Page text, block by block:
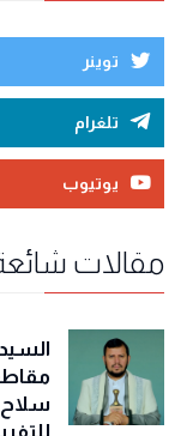
توينر
تلغرام
يوتيوب
مقالات
سلاح